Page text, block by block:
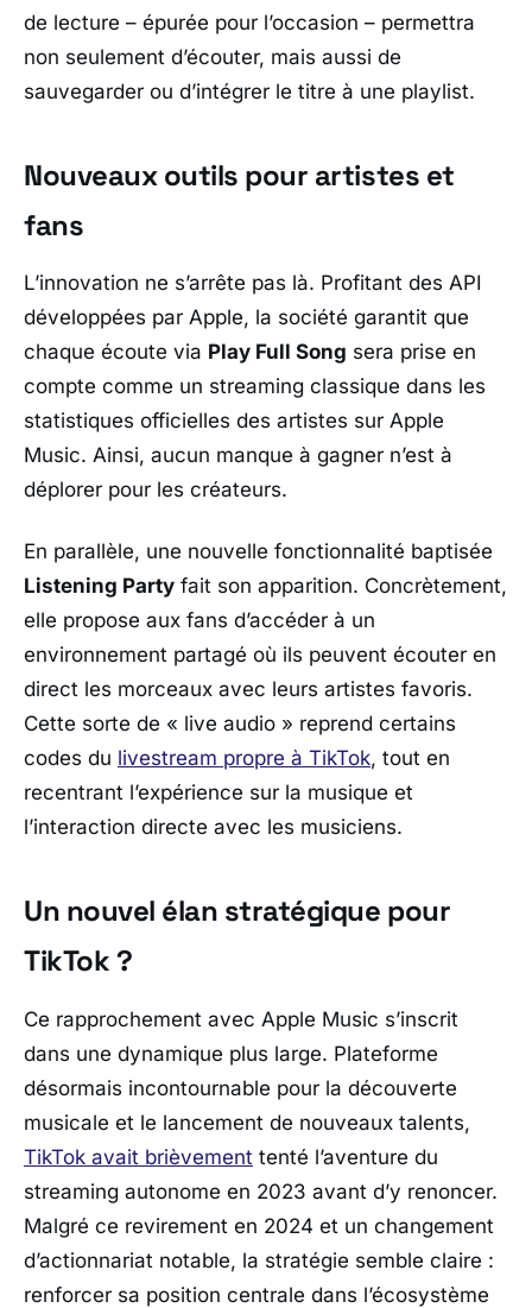
de lecture – épurée pour l’occasion – permettra
non seulement d’écouter, mais aussi de
sauvegarder ou d’intégrer le titre à une playlist.
Nouveaux outils pour artistes et
fans
L’innovation ne s’arrête pas là. Profitant des API
développées par Apple, la société garantit que
chaque écoute via Play Full Song sera prise en
compte comme un streaming classique dans les
statistiques officielles des artistes sur Apple
Music. Ainsi, aucun manque à gagner n’est à
déplorer pour les créateurs.
En parallèle, une nouvelle fonctionnalité baptisée
Listening Party fait son apparition. Concrètement,
elle propose aux fans d’accéder à un
environnement partagé où ils peuvent écouter en
direct les morceaux avec leurs artistes favoris.
Cette sorte de « live audio » reprend certains
codes du livestream propre à TikTok, tout en
recentrant l’expérience sur la musique et
l’interaction directe avec les musiciens.
Un nouvel élan stratégique pour
TikTok ?
Ce rapprochement avec Apple Music s’inscrit
dans une dynamique plus large. Plateforme
désormais incontournable pour la découverte
musicale et le lancement de nouveaux talents,
TikTok avait brièvement tenté l’aventure du
streaming autonome en 2023 avant d’y renoncer.
Malgré ce revirement en 2024 et un changement
d’actionnariat notable, la stratégie semble claire :
renforcer sa position centrale dans l’écosystème